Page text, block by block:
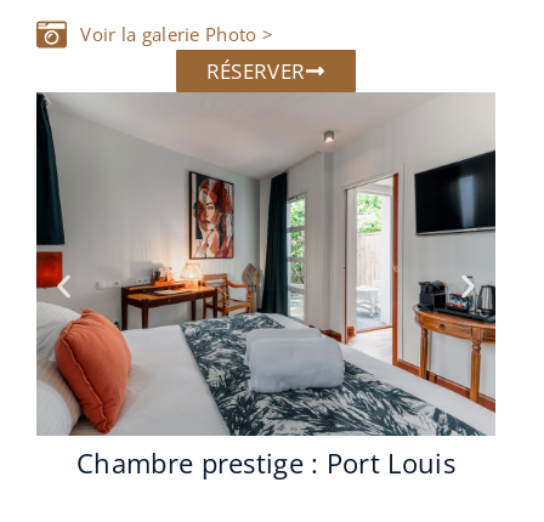
Voir la galerie Photo >
RÉSERVER
Chambre Prestige : Bénoa